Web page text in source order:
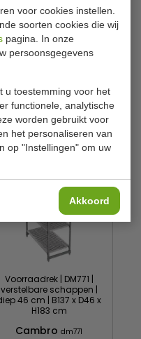
voor cookies instellen.
soorten cookies die wij
pagina. In onze
persoonsgegevens
u toestemming voor het
functionele, analytische
worden gebruikt voor
het personaliseren van
op "Instellingen" om uw
Akkoord
x 450 x 1700 mm
Voorraadrek | DM771 |
verstelbare schappen |
46 cm | B137 x D46 x
H183 cm
Cambro dm771